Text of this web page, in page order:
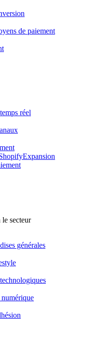
de paiement
réel
Expansion
secteur
générales